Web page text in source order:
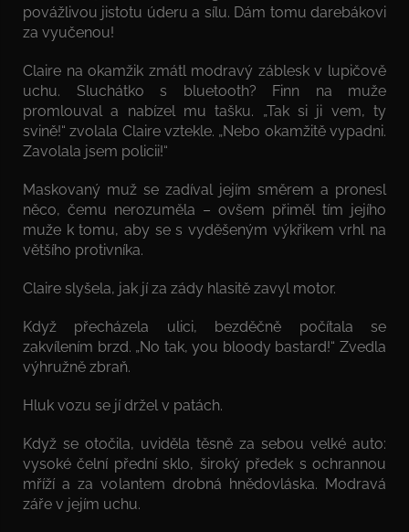
povážlivou jistotu úderu a sílu. Dám tomu darebákovi
za vyučenou!
Claire na okamžik zmátl modravý záblesk v lupičově
uchu. Sluchátko s bluetooth? Finn na muže
promlouval a nabízel mu tašku. „Tak si ji vem, ty
svině!“ zvolala Claire vztekle. „Nebo okamžitě vypadni.
Zavolala jsem policii!“
Maskovaný muž se zadíval jejím směrem a pronesl
něco, čemu nerozuměla – ovšem přiměl tím jejího
muže k tomu, aby se s vyděšeným výkřikem vrhl na
většího protivníka.
Claire slyšela, jak jí za zády hlasitě zavyl motor.
Když přecházela ulici, bezděčně počítala se
zakvílením brzd. „No tak, you bloody bastard!“ Zvedla
výhružně zbraň.
Hluk vozu se jí držel v patách.
Když se otočila, uviděla těsně za sebou velké auto:
vysoké čelní přední sklo, široký předek s ochrannou
mříží a za volantem drobná hnědovláska. Modravá
záře v jejím uchu.